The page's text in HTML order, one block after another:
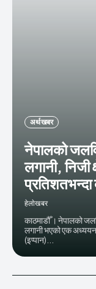
अर्थ खबर
नेपालको
लगानी, निजी
प्रतिशतभन्दा
हेलाेखबर
काठमाडौँ । नेपालको
लगानी भएको एक
(इप्पान)...